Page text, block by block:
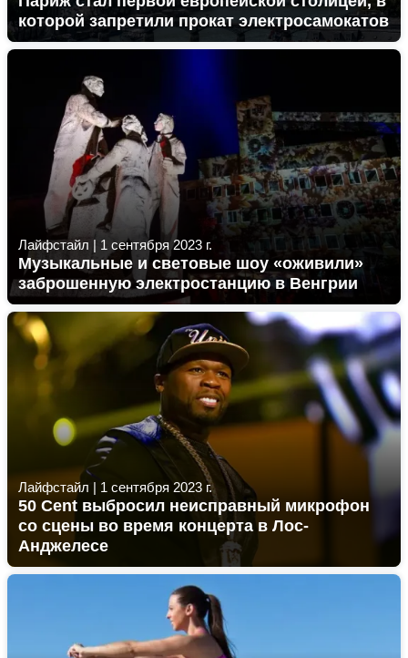
которой запретили прокат электросамокатов
Лайфстайл | 1 сентября 2023 г.
Музыкальные и световые шоу «оживили»
заброшенную электростанцию в Венгрии
Лайфстайл | 1 сентября 2023 г.
50 Cent выбросил неисправный микрофон
со сцены во время концерта в Лос-
Анджелесе